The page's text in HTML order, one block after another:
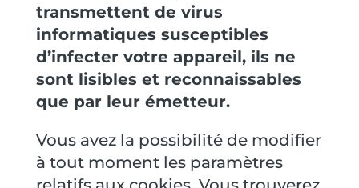
transmettent de virus
informatiques susceptibles
d’infecter votre appareil, ils ne
sont lisibles et reconnaissables
que par leur émetteur.
Vous avez la possibilité de modifier
à tout moment les paramètres